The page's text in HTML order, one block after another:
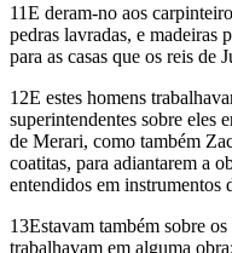
11E deram-no aos
pedras lavradas, e madeiras
para as casas que os reis de
12E estes homens
superintendentes sobre eles
de Merari, como também
coatitas, para adiantarem a
entendidos em instrumentos
13Estavam também sobre
trabalhavam em alguma